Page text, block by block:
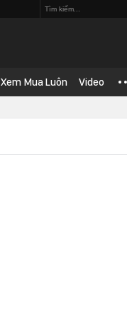
Xem Mua Luôn Video